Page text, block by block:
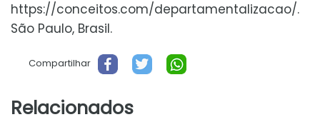
https://conceitos.com/departamentalizacao/.
São Paulo, Brasil.
Compartilhar
Relacionados